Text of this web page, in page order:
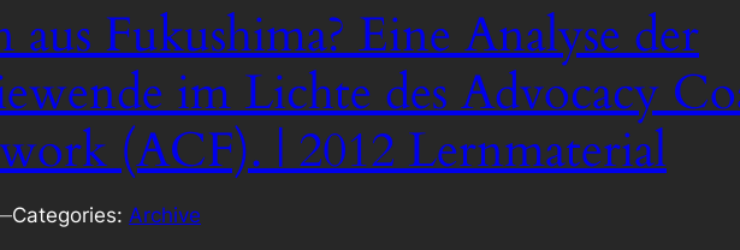
aus Fukushima? Eine Analyse der
im Lichte des Advocacy
(ACF). | 2012 Lernmaterial
Categories: Archive